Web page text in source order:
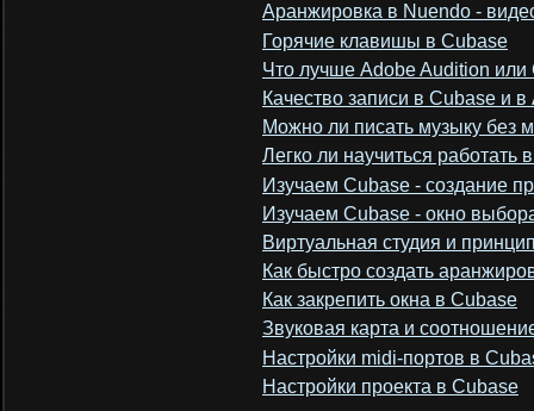
Аранжировка в Nuendo -
Горячие клавишы в Cubase
Что лучше Adobe Audition или
Качество записи в Сubase и
Можно ли писать музыку без
Легко ли научиться работать
Изучаем Cubase - создание
Изучаем Cubase - окно
Виртуальная студия и
Как быстро создать
Как закрепить окна в Cubase
Звуковая карта и
Настройки midi-портов в
Настройки проекта в Cubase